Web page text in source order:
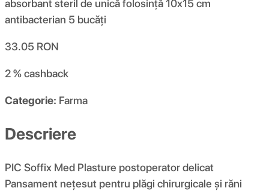
33.05 RON
2 %cashback
Categorie: Farma
Descriere
PIC Soffix Med Plasture postoperator delicat
Pansament nețesut pentru plăgi chirurgicale și răni